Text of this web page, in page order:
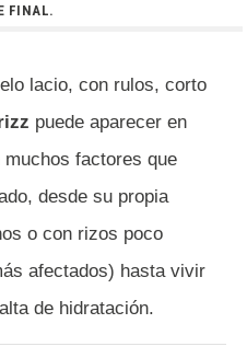
FINAL.
lacio, con rulos, corto
puede aparecer en
factores que
desde su propia
o con rizos poco
afectados) hasta vivir
de hidratación.